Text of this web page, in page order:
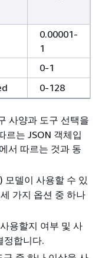
0.00001-
1
0-1
0-128
사양과 도구 선택을
르는 JSON 객체입
에서 따르는 것과 동
모델이 사용할 수 있
가지 옵션 중 하나
용할지 여부 및 사
정합니다.